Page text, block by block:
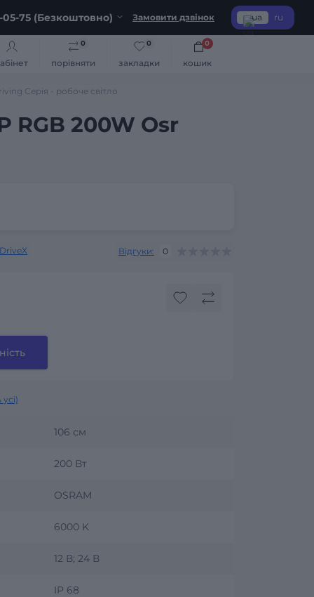
75 (Безкоштовно) Замовити дзвінок ua ru
порівняти
0
закладки
0
кошик
0
Серія - робоче світло
RGB 200W Osr
DriveX Відгуки: 0
106 см
200 Вт
OSRAM
6000 K
12 В; 24 В
IP 68